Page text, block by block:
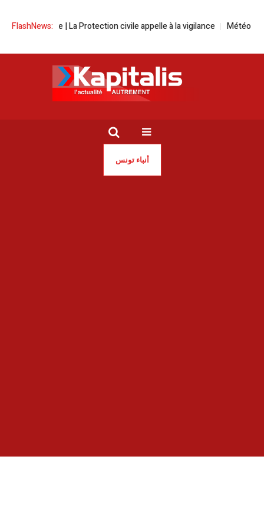
FlashNews:
agitée | La Protection civile appelle à la vigilance Météo | Des
أنباء تونس